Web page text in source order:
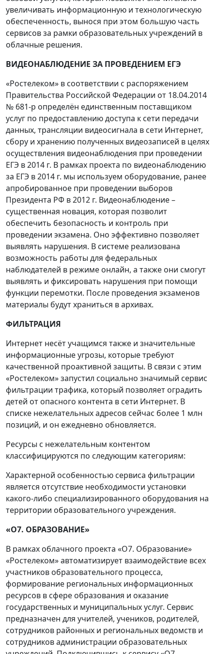
увеличивать информационную и технологическую
обеспеченность, вынося при этом большую часть
сервисов за рамки образовательных учреждений в
облачные решения.
ВИДЕОНАБЛЮДЕНИЕ ЗА ПРОВЕДЕНИЕМ ЕГЭ
«Ростелеком» в соответствии с распоряжением
Правительства Российской Федерации от 18.04.2014
№ 681-р определён единственным поставщиком
услуг по предоставлению доступа к сети передачи
данных, трансляции видеосигнала в сети Интернет,
сбору и хранению полученных видеозаписей в целях
осуществления видеонаблюдения при проведении
ЕГЭ в 2014 г. В рамках проекта по видеонаблюдению
за ЕГЭ в 2014 г. мы используем оборудование, ранее
апробированное при проведении выборов
Президента РФ в 2012 г. Видеонаблюдение –
существенная новация, которая позволит
обеспечить безопасность и контроль при
проведении экзамена. Оно эффективно позволяет
выявлять нарушения. В системе реализована
возможность работы для федеральных
наблюдателей в режиме онлайн, а также они смогут
выявлять и фиксировать нарушения при помощи
функции перемотки. После проведения экзаменов
материалы будут храниться в архивах.
ФИЛЬТРАЦИЯ
Интернет несёт учащимся также и значительные
информационные угрозы, которые требуют
качественной проактивной защиты. В связи с этим
«Ростелеком» запустил социально значимый сервис
фильтрации трафика, который позволяет оградить
детей от опасного контента в сети Интернет. В
списке нежелательных адресов сейчас более 1 млн
позиций, и он ежедневно обновляется.
Ресурсы с нежелательным контентом
классифицируются по следующим категориям:
Характерной особенностью сервиса фильтрации
является отсутствие необходимости установки
какого-либо специализированного оборудования на
территории образовательного учреждения.
«О7. ОБРАЗОВАНИЕ»
В рамках облачного проекта «О7. Образование»
«Ростелеком» автоматизирует взаимодействие всех
участников образовательного процесса,
формирование региональных информационных
ресурсов в сфере образования и оказание
государственных и муниципальных услуг. Сервис
предназначен для учителей, учеников, родителей,
сотрудников районных и региональных ведомств и
сотрудников администрации образовательных